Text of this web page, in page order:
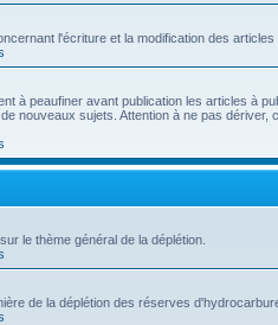
l'écriture et la modification des articles
à peaufiner avant publication les articles à
nouveaux sujets. Attention à ne pas
le thème général de la déplétion.
de la déplétion des réserves